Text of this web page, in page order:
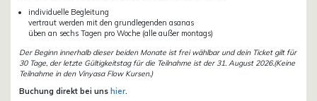
individuelle Begleitung
vertraut werden mit den grundlegenden asanas
üben an sechs Tagen pro Woche (alle außer montags)
Der Beginn innerhalb dieser beiden Monate ist frei wählbar und dein Ticket gilt für
30 Tage, der letzte Gültigkeitstag für die Teilnahme ist der 31. August 2026.(Keine
Teilnahme in den Vinyasa Flow Kursen.)
Buchung direkt bei uns hier.